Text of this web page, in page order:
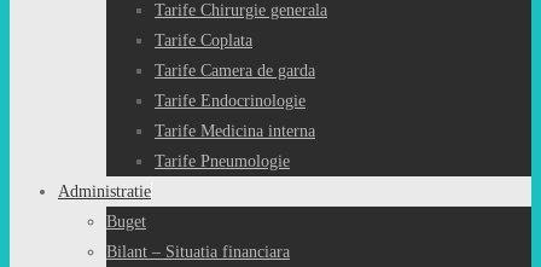
Tarife Chirurgie generala
Tarife Coplata
Tarife Camera de garda
Tarife Endocrinologie
Tarife Medicina interna
Tarife Pneumologie
Administratie
Buget
Bilant – Situatia financiara